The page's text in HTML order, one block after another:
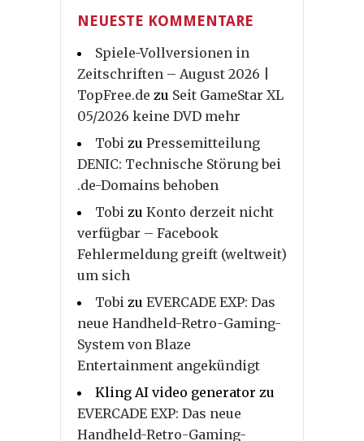
NEUESTE KOMMENTARE
Spiele-Vollversionen in
Zeitschriften – August 2026 |
TopFree.de zu Seit GameStar XL
05/2026 keine DVD mehr
Tobi zu Pressemitteilung
DENIC: Technische Störung bei
.de-Domains behoben
Tobi zu Konto derzeit nicht
verfügbar – Facebook
Fehlermeldung greift (weltweit)
um sich
Tobi zu EVERCADE EXP: Das
neue Handheld-Retro-Gaming-
System von Blaze
Entertainment angekündigt
Kling AI video generator zu
EVERCADE EXP: Das neue
Handheld-Retro-Gaming-